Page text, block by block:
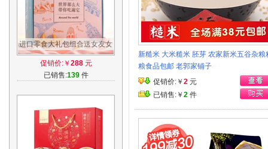
进口零食大礼包组合送女友女
朋友生日吃货一整箱超大混合
装多口味
促销价:￥ 288元
已销售:139件
新糙米 大米糙米 胚芽 农家新米五谷杂粮
粮食品包邮 老郭家铺子
促销价:￥ 2 元
已销售:￥ 2 件